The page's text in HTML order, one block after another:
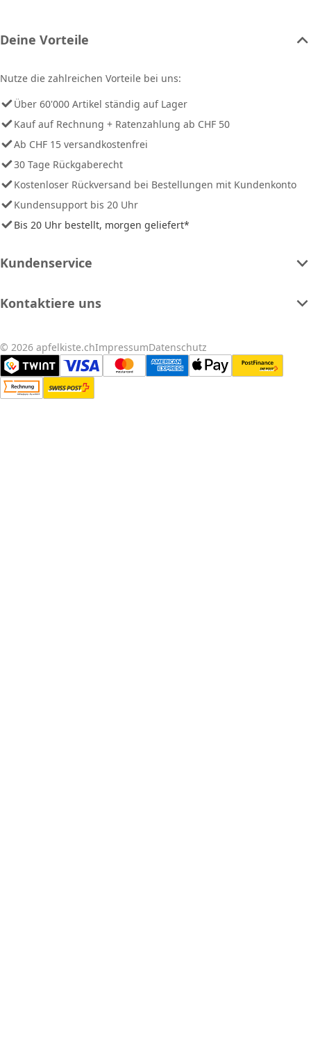
Deine Vorteile
Nutze die zahlreichen Vorteile bei uns:
Über 60'000 Artikel ständig auf Lager
Kauf auf Rechnung + Ratenzahlung ab CHF 50
Ab CHF 15 versandkostenfrei
30 Tage Rückgaberecht
Kostenloser Rückversand bei Bestellungen mit Kundenkonto
Kundensupport bis 20 Uhr
Bis 20 Uhr bestellt, morgen geliefert*
Kundenservice
Kontaktiere uns
© 2026 apfelkiste.chImpressumDatenschutz